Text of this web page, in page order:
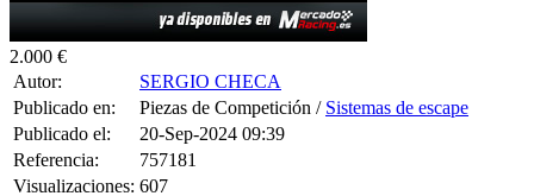
2.000 €
Autor:
Publicado en:
Piezas de Competición /
Publicado el:
20-Sep-2024 09:39
Referencia:
757181
Visualizaciones:
607
Provincia:
Madrid